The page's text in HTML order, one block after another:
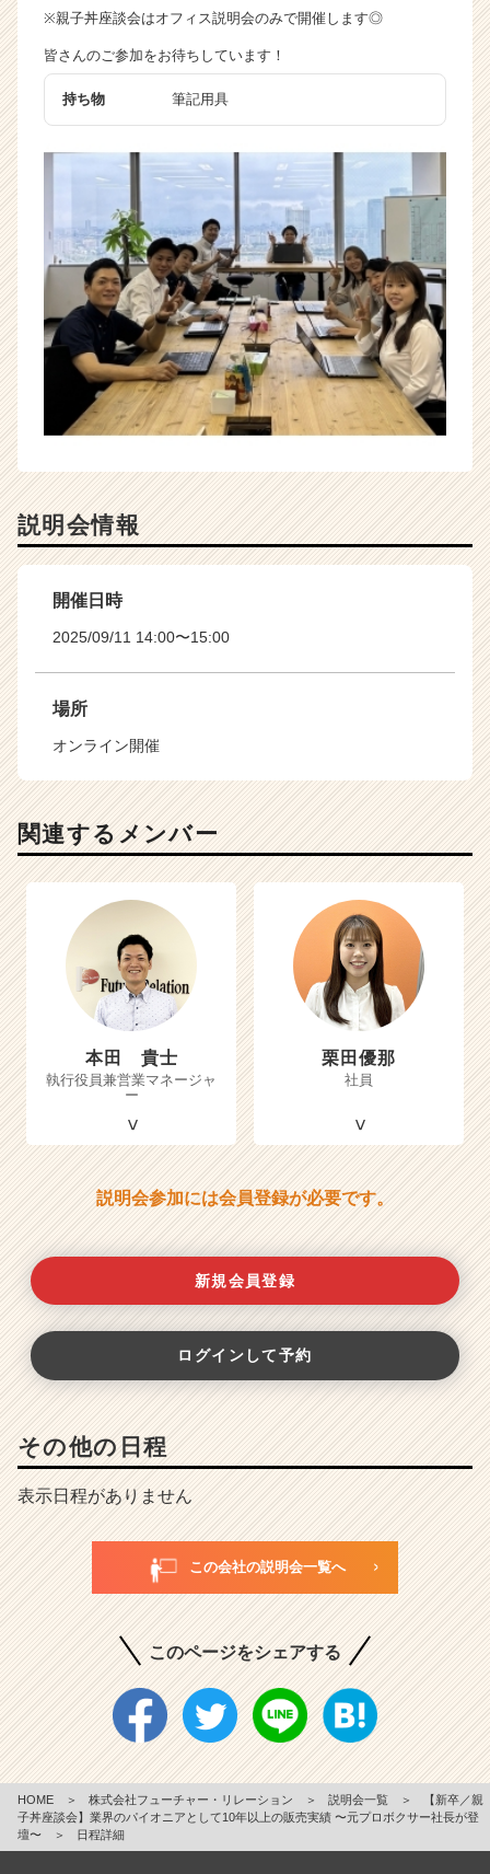
ア
（C
h
e
a
e
e
r）
※親子丼座談会はオフィス説明会のみで開催します◎
皆さんのご参加をお待ちしています！
持ち物 筆記用具
説明会情報
開催日時
2025/09/11 14:00〜15:00
場所
オンライン開催
関連するメンバー
本田 貴士
執行役員兼営業マネージャ
ー
栗田優那
社員
説明会参加には会員登録が必要です。
新規会員登録
ログインして予約
その他の日程
表示日程がありません
この会社の説明会一覧へ
このページをシェアする
HOME ＞ 株式会社フューチャー・リレーション ＞ 説明会一覧 ＞
【新卒／親
子丼座談会】業界のパイオニアとして10年以上の販売実績 〜元プロボクサー社長が登
壇〜
＞ 日程詳細